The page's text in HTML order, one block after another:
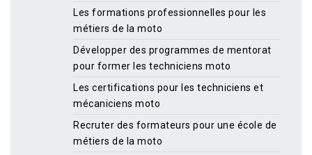
Les formations professionnelles pour les
métiers de la moto
Développer des programmes de mentorat
pour former les techniciens moto
Les certifications pour les techniciens et
mécaniciens moto
Recruter des formateurs pour une école de
métiers de la moto